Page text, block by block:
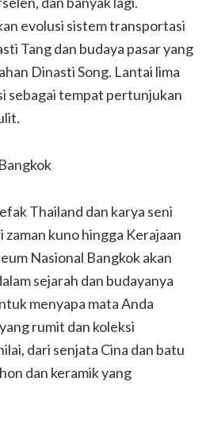
evolusi sistem transportasi
Tang dan budaya pasar yang
Dinasti Song. Lantai lima
sebagai tempat pertunjukan
Thailand dan karya seni
kuno hingga Kerajaan
Nasional Bangkok akan
sejarah dan budayanya
menyapa mata Anda
rumit dan koleksi
dari senjata Cina dan batu
dan keramik yang